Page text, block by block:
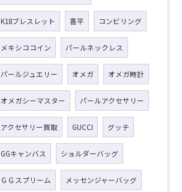
K18ブレスレット 喜平 コンビリング
メキシココイン パールネックレス
パールジュエリー オメガ オメガ時計
オメガシーマスター パールアクセサリー
アクセサリー買取 GUCCI グッチ
GGキャンバス ショルダーバッグ
ＧＧスプリーム メッセンジャーバッグ